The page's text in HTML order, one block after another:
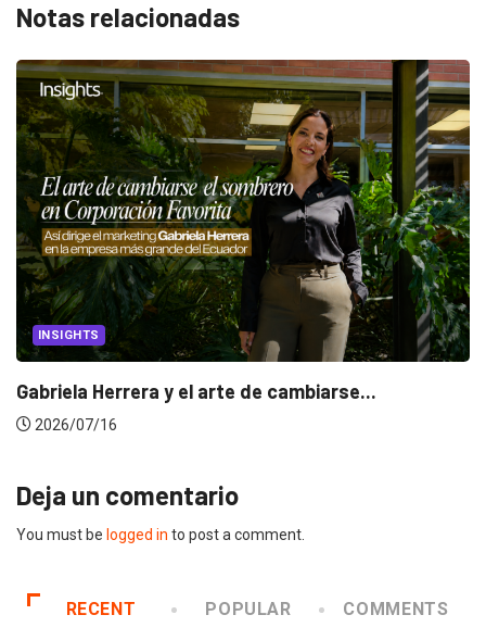
Notas relacionadas
INSIGHTS
Gabriela Herrera y el arte de cambiarse...
2026/07/16
Deja un comentario
You must be logged in to post a comment.
RECENT POPULAR COMMENTS